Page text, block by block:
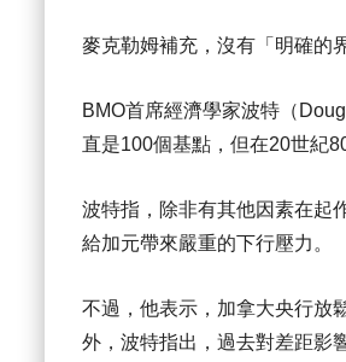
麥克勒姆補充，沒有「明確的
BMO首席經濟學家波特（
直是100個基點，但在20世紀
波特指，除非有其他因素在起
給加元帶來嚴重的下行壓力。
不過，他表示，加拿大央行放
外，波特指出，過去對差距影